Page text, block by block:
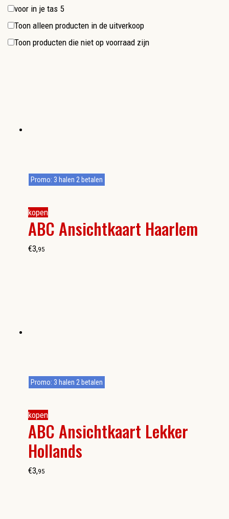
voor in je tas 5
Toon alleen producten in de uitverkoop
Toon producten die niet op voorraad zijn
kopen
ABC Ansichtkaart Haarlem
Promo: 3 halen 2 betalen
€3,95
kopen
ABC Ansichtkaart Lekker
Hollands
Promo: 3 halen 2 betalen
€3,95